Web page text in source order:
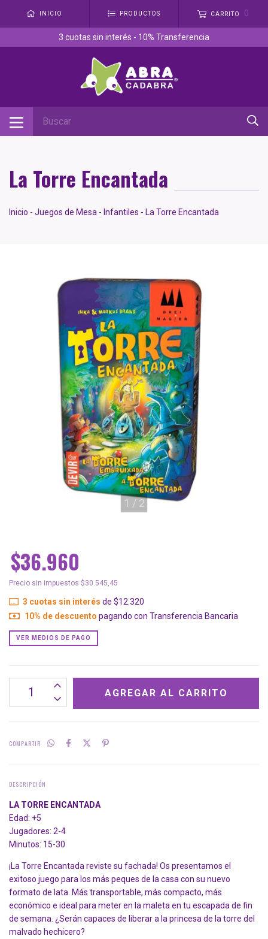
INICIO PRODUCTOS CARRITO 0
3 cuotas sin interés - 10% Transferencia
La Torre Encantada
Inicio - Juegos de Mesa - Infantiles - La Torre Encantada
1 / 2
$36.960
Precio sin impuestos $30.545,45
3 cuotas sin interés de $12.320
10% de descuento pagando con Transferencia Bancaria
VER MEDIOS DE PAGO
COMPARTIR
DESCRIPCIÓN
LA TORRE ENCANTADA
Edad: +5
Jugadores: 2-4
Minutos: 15-30
¡La Torre Encantada reviste su fachada! Os presentamos el
exitoso juego para los más peques de la casa con su nuevo
formato de lata. Más transportable, más compacto, más
económico e ideal para meter en la maleta en tu escapada de fin
de semana. ¿Serán capaces de liberar a la princesa de la torre del
malvado hechicero?